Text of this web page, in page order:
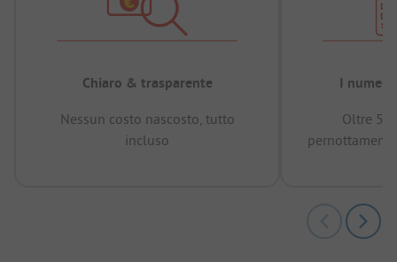
Chiaro & trasparente
Nessun costo nascosto, tutto
incluso
I numeri
Oltre